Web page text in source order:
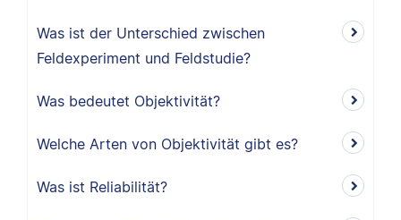
Was ist der Unterschied zwischen
Feldexperiment und Feldstudie?
Was bedeutet Objektivität?
Welche Arten von Objektivität gibt es?
Was ist Reliabilität?